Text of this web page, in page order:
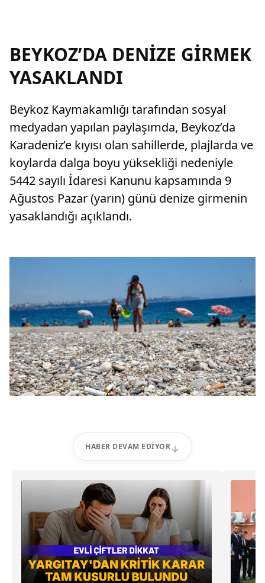
BEYKOZ’DA DENİZE GİRMEK
YASAKLANDI
Beykoz Kaymakamlığı tarafından sosyal
medyadan yapılan paylaşımda, Beykoz’da
Karadeniz’e kıyısı olan sahillerde, plajlarda ve
koylarda dalga boyu yüksekliği nedeniyle
5442 sayılı İdaresi Kanunu kapsamında 9
Ağustos Pazar (yarın) günü denize girmenin
yasaklandığı açıklandı.
HABER DEVAM EDIYOR